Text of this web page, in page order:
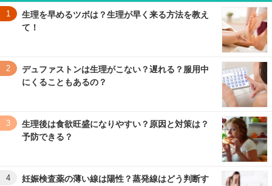
1
生理を早めるツボは？生理が早く来る方法を教え
て！
2
デュファストンは生理がこない？遅れる？服用中
にくることもあるの？
3
生理後は食欲旺盛になりやすい？原因と対策は？
予防できる？
4
妊娠検査薬の薄い線は陽性？蒸発線はどう判断す